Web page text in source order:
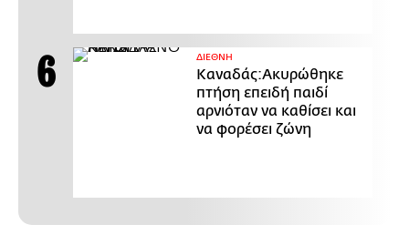
ΔΙΕΘΝΗ
Καναδάς:Ακυρώθηκε
πτήση επειδή παιδί
αρνιόταν να καθίσει και
να φορέσει ζώνη